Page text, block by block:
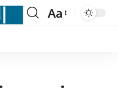
Font
Aa